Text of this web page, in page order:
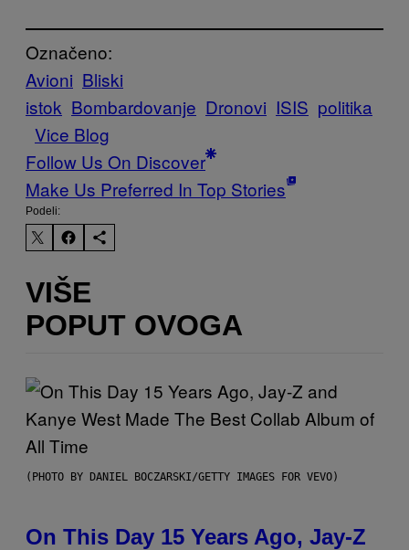
Označeno:
Avioni Bliski
istok Bombardovanje Dronovi ISIS politika
Vice Blog
Follow Us On Discover
Make Us Preferred In Top Stories
Podeli:
VIŠE
POPUT OVOGA
(PHOTO BY DANIEL BOCZARSKI/GETTY IMAGES FOR VEVO)
On This Day 15 Years Ago, Jay-Z